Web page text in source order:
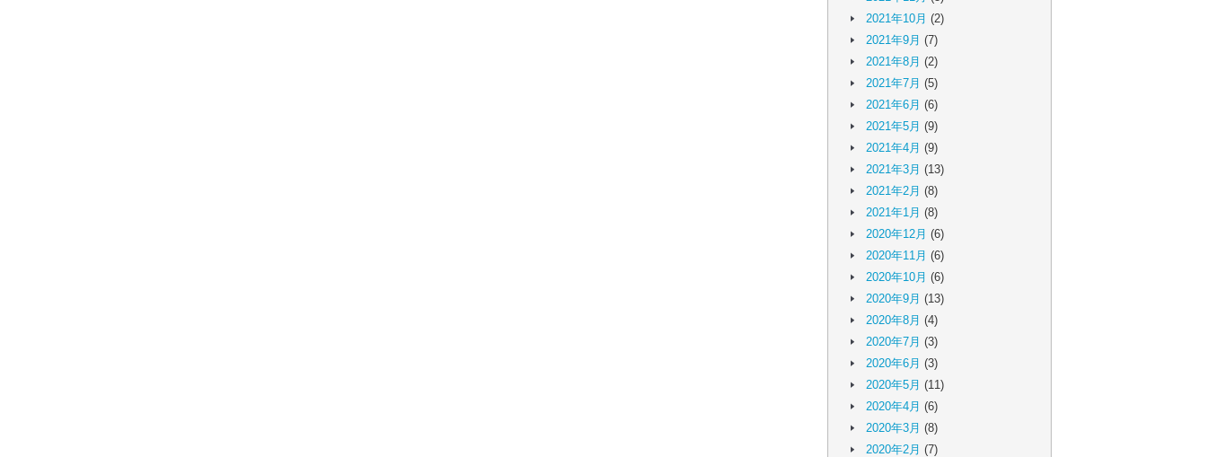
2021年10月 (2)
2021年9月 (7)
2021年8月 (2)
2021年7月 (5)
2021年6月 (6)
2021年5月 (9)
2021年4月 (9)
2021年3月 (13)
2021年2月 (8)
2021年1月 (8)
2020年12月 (6)
2020年11月 (6)
2020年10月 (6)
2020年9月 (13)
2020年8月 (4)
2020年7月 (3)
2020年6月 (3)
2020年5月 (11)
2020年4月 (6)
2020年3月 (8)
2020年2月 (7)